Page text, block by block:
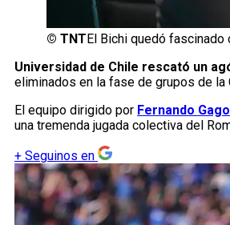
© TNT El Bichi quedó fascinado
Universidad de Chile rescató un
eliminados en la fase de grupos de la
El equipo dirigido por Fernando Gago
una tremenda jugada colectiva del
+ Seguinos en